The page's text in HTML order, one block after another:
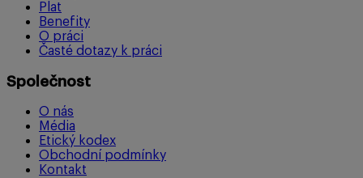
Plat
Benefity
O práci
Časté dotazy k práci
Společnost
O nás
Média
Etický kodex
Obchodní podmínky
Kontakt